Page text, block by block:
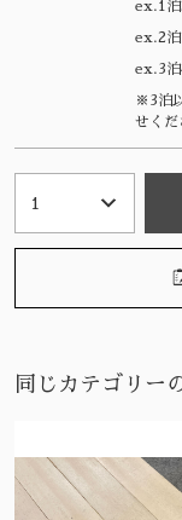
ex.1泊
ex.2泊
ex.3泊
※3泊
せくだ
同じカテゴリー